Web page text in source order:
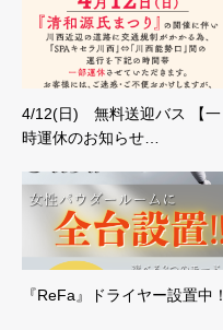
4/12(日) 無料送迎バス 【一
時運休のお知らせ…
『ReFa』ドライヤー設置中！